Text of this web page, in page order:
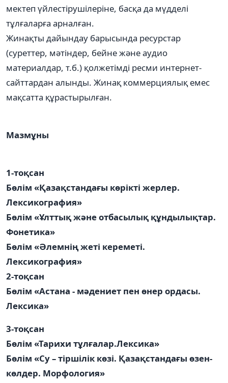
мектеп үйлестірушілеріне, басқа да мүдделі
тұлғаларға арналған.
Жинақты дайындау барысында ресурстар
(суреттер, мәтіндер, бейне және аудио
материалдар, т.б.) қолжетімді ресми интернет-
сайттардан алынды. Жинақ коммерциялық емес
мақсатта құрастырылған.
Мазмұны
1-тоқсан
Бөлім «Қазақстандағы көрікті жерлер.
Лексикография»
Бөлім «Ұлттық және отбасылық құндылықтар.
Фонетика»
Бөлім «Әлемнің жеті кереметі.
Лексикография»
2-тоқсан
Бөлім «Астана - мәдениет пен өнер ордасы.
Лексика»
3-тоқсан
Бөлім «Тарихи тұлғалар.Лексика»
Бөлім «Су – тіршілік көзі. Қазақстандағы өзен-
көлдер. Морфология»